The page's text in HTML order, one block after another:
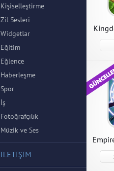
Kişiselleştirme
Zil Sesleri
Widgetlar
Eğitim
Eğlence
Haberleşme
Spor
İş
Fotoğrafçılık
Müzik ve Ses
İLETİŞİM